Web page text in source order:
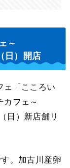
～
日）開店
ェ「こころい
フェ～
日）新店舗リ
。加古川産卵